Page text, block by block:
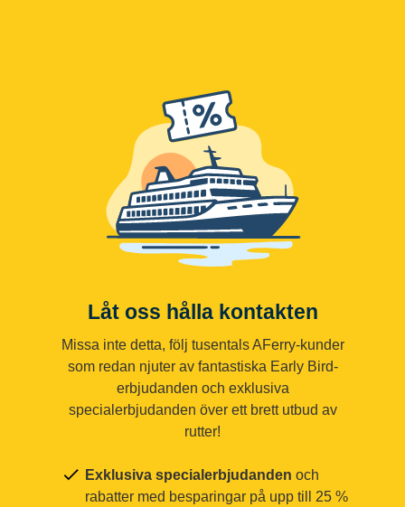
Låt oss hålla kontakten
Missa inte detta, följ tusentals AFerry-kunder
som redan njuter av fantastiska Early Bird-
erbjudanden och exklusiva
specialerbjudanden över ett brett utbud av
rutter!
Exklusiva specialerbjudanden och
rabatter med besparingar på upp till 25 %